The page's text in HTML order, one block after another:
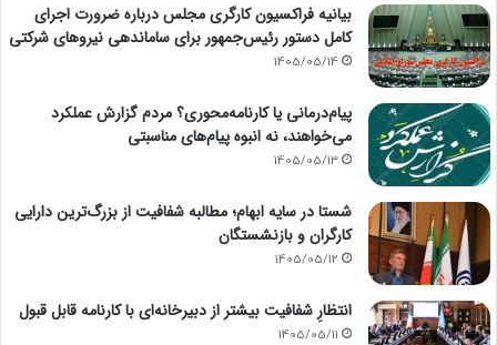
بیانیه فراکسیون کارگری مجلس درباره ضرورت اجرای
کامل دستور رئیس‌جمهور برای ساماندهی نیروهای شرکتی
1405/05/14
پیام‌درمانی یا کارنامه‌محوری؟ مردم گزارش عملکرد
می‌خواهند، نه انبوه پیام‌های مناسبتی
1405/05/13
شستا در سایه ابهام؛ مطالبه شفافیت از بزرگ‌ترین دارایی
کارگران و بازنشستگان
1405/05/12
انتظارِ شفافیت بیشتر از دبیرخانه‌ای با کارنامه قابل قبول
1405/05/11